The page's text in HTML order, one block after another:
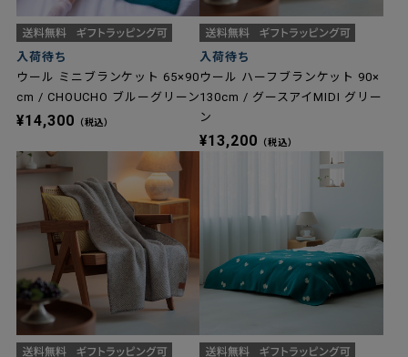
入荷待ち
ウール ミニブランケット 65×90
cm / CHOUCHO ブルーグリーン
¥14,300 （税込）
入荷待ち
ウール ハーフブランケット 90×
130cm / グースアイMIDI グリー
ン
¥13,200 （税込）